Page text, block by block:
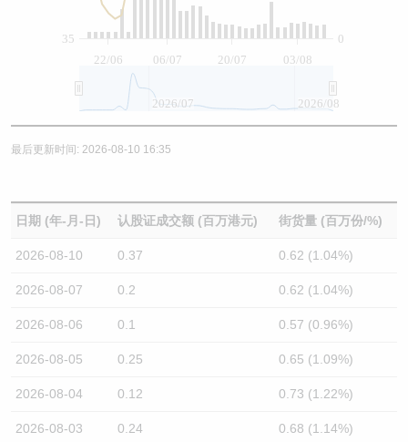
22/06 06/07 20/07 03/08
0
35
2026/07 2026/08
最后更新时间: 2026-08-10 16:35
日期 (年-月-日) 认股证成交额 (百万港元) 街货量 (百万份/%)
2026-08-10 0.37 0.62 (1.04%)
2026-08-07 0.2 0.62 (1.04%)
2026-08-06 0.1 0.57 (0.96%)
2026-08-05 0.25 0.65 (1.09%)
2026-08-04 0.12 0.73 (1.22%)
2026-08-03 0.24 0.68 (1.14%)